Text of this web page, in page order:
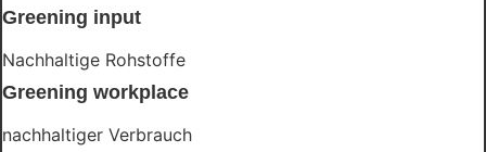
Greening input
Nachhaltige Rohstoffe
Greening workplace
nachhaltiger Verbrauch